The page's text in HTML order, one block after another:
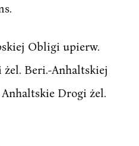
Obligi upierw.
Beri.-Anhaltskiej
Drogi żel.